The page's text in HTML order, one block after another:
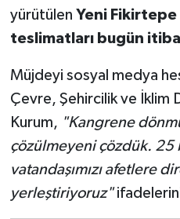
yürütülen Yeni
teslimatları bugün
Müjdeyi sosyal medya
Çevre, Şehircilik ve İklim
Kurum, "Kangrene
çözülmeyeni çözdük. 25
vatandaşımızı afetlere
yerleştiriyoruz"ifadelerini